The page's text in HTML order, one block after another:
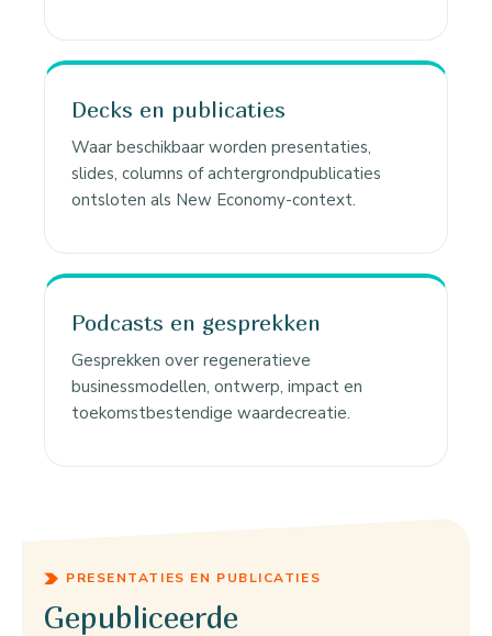
Decks en publicaties
Waar beschikbaar worden presentaties,
slides, columns of achtergrondpublicaties
ontsloten als New Economy-context.
Podcasts en gesprekken
Gesprekken over regeneratieve
businessmodellen, ontwerp, impact en
toekomstbestendige waardecreatie.
PRESENTATIES EN PUBLICATIES
Gepubliceerde